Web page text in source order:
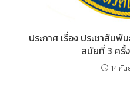
ประกาศ เรื่อง ประชาสัม
สมัยที่ 3 ครั้
14 กั